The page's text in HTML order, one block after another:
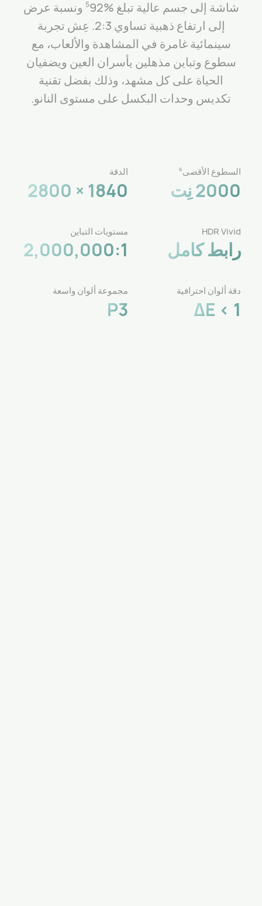
شاشة إلى جسم عالية تبلغ ‎92%‎ 5 ونسبة عرض
إلى ارتفاع ذهبية تساوي 3‏:2. عِش تجربة
سينمائية غامرة في المشاهدة والألعاب، مع
سطوع وتباين مذهلين يأسران العين ويضفيان
الحياة على كل مشهد، وذلك بفضل تقنية
تكديس وحدات البكسل على مستوى النانو.
السطوع الأقصى6
2000 نِت
الدقة
1840 × 2800
HDR Vivid
رابط كامل
مستويات التباين
2,000,000:1
دقة ألوان احترافية
ΔE < 1
مجموعة ألوان واسعة
P3